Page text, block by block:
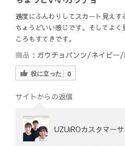
適度にふんわりしてスカート見え
ちょうどいい感じです。そしてよく
ころもすてきです。
商品： ガウチョパンツ/ネイビー
役に立った 0
サイトからの返信
UZUiROカスタマー